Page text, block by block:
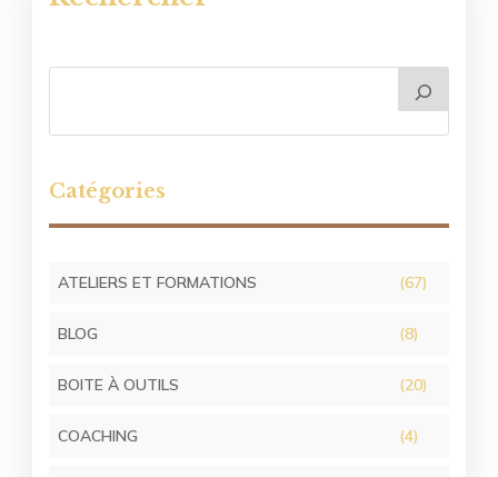
Catégories
ATELIERS ET FORMATIONS (67)
BLOG (8)
BOITE À OUTILS (20)
COACHING (4)